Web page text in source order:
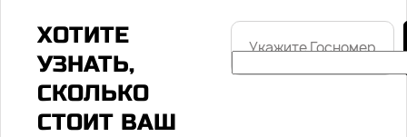
ХОТИТЕ
УЗНАТЬ,
СКОЛЬКО
СТОИТ ВАШ
УкажитеГосномер